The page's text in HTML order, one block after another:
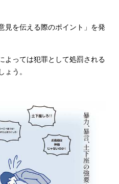
見を伝える際のポイント」を発
よっては犯罪として処罰される
ょう。